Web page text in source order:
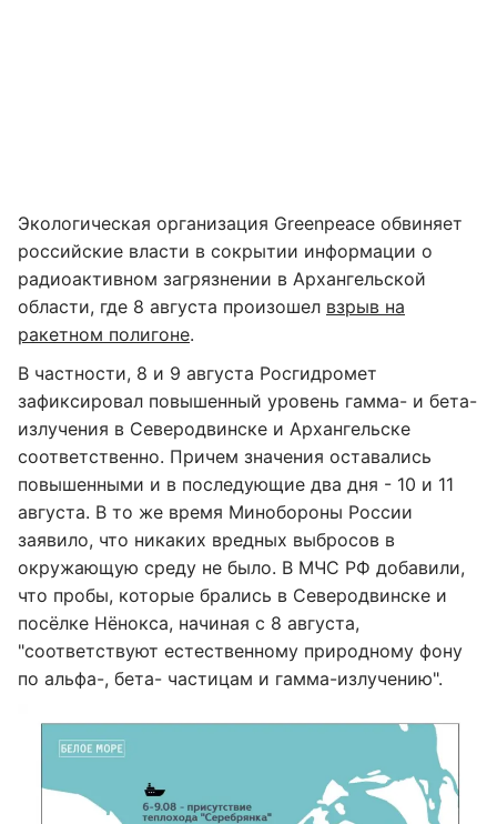
Экологическая организация Greenpeace обвиняет
российские власти в сокрытии информации о
радиоактивном загрязнении в Архангельской
области, где 8 августа произошел взрыв на
ракетном полигоне.
В частности, 8 и 9 августа Росгидромет
зафиксировал повышенный уровень гамма- и бета-
излучения в Северодвинске и Архангельске
соответственно. Причем значения оставались
повышенными и в последующие два дня - 10 и 11
августа. В то же время Минобороны России
заявило, что никаких вредных выбросов в
окружающую среду не было. В МЧС РФ добавили,
что пробы, которые брались в Северодвинске и
посёлке Нёнокса, начиная с 8 августа,
"соответствуют естественному природному фону
по альфа-, бета- частицам и гамма-излучению".